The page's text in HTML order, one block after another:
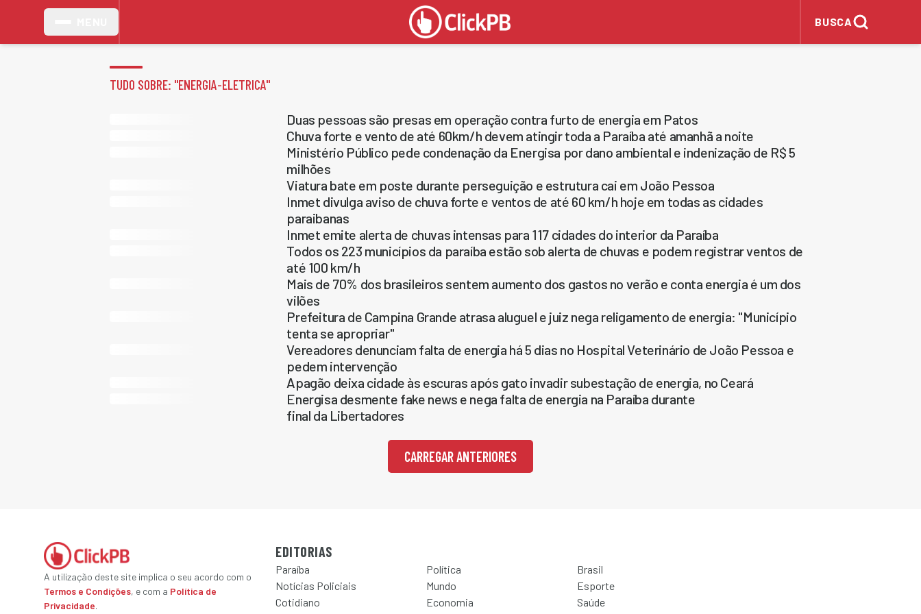
BUSCA
TUDO SOBRE: "ENERGIA-ELETRICA"
Duas pessoas são presas em operação contra furto de energia em Patos
Chuva forte e vento de até 60km/h devem atingir toda a Paraíba até amanhã a noite
Ministério Público pede condenação da Energisa por dano ambiental e indenização de R$ 5
milhões
Viatura bate em poste durante perseguição e estrutura cai em João Pessoa
Inmet divulga aviso de chuva forte e ventos de até 60 km/h hoje em todas as cidades
paraibanas
Inmet emite alerta de chuvas intensas para 117 cidades do interior da Paraíba
Todos os 223 municípios da paraíba estão sob alerta de chuvas e podem registrar ventos de
até 100 km/h
Mais de 70% dos brasileiros sentem aumento dos gastos no verão e conta energia é um dos
vilões
Prefeitura de Campina Grande atrasa aluguel e juiz nega religamento de energia: "Município
tenta se apropriar"
Vereadores denunciam falta de energia há 5 dias no Hospital Veterinário de João Pessoa e
pedem intervenção
Apagão deixa cidade às escuras após gato invadir subestação de energia, no Ceará
Energisa desmente fake news e nega falta de energia na Paraíba durante
final da Libertadores
CARREGAR ANTERIORES
A utilização deste site implica o seu acordo com o
Termos e Condições, e com a Política de
Privacidade.
EDITORIAS
Paraíba Política
Brasil
Notícias Policiais
Mundo
Esporte
Cotidiano
Economia
Saúde